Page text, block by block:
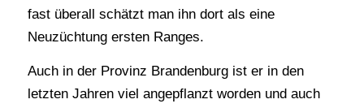
fast überall schätzt man ihn dort als eine
Neuzüchtung ersten Ranges.
Auch in der Provinz Brandenburg ist er in den
letzten Jahren viel angepflanzt worden und auch